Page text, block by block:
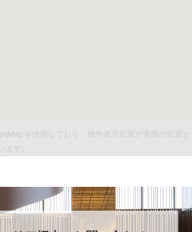
を使用しており、物件表示位置が実際の位置と
ます。